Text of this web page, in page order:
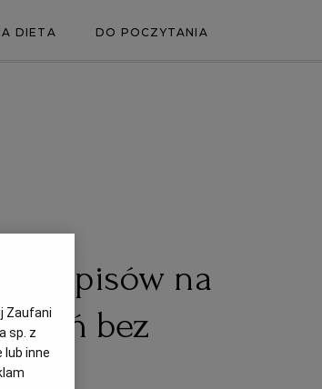
DIETA DO POCZYTANIA
przepisów na
bez
Zaufani
sp. z
lub inne